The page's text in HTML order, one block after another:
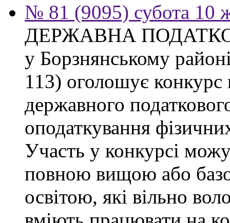
№ 81 (9095) субота 10
ДЕРЖАВНА
у Борзнянському
113) оголошує конкурс
державного
оподаткування
Участь у конкурсі
повною вищою або
освітою, які вільно